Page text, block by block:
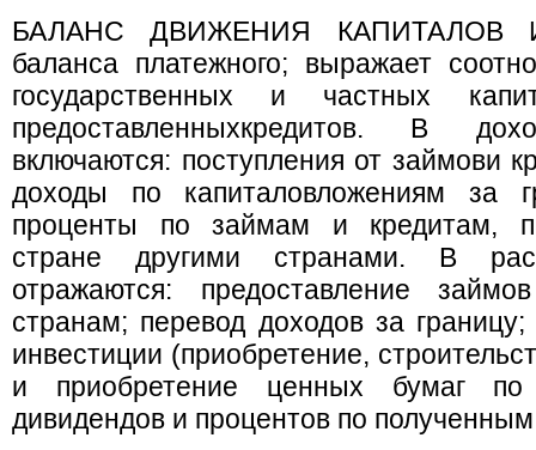
БАЛАНС ДВИЖЕНИЯ КАПИТАЛОВ
баланса платежного; выражает
государственных и частных
предоставленныхкредитов. В
включаются: поступления от займови
доходы по капиталовложениям за
проценты по займам и кредитам,
стране другими странами. В
отражаются: предоставление
странам; перевод доходов за
инвестиции (приобретение,
и приобретение ценных бумаг по
дивидендов и процентов по